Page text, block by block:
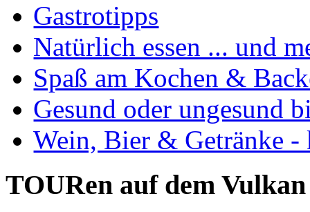
Gastrotipps
Natürlich essen ... und
Spaß am Kochen &
Gesund oder ungesund
Wein, Bier & Getränke -
TOURen auf dem Vulkan